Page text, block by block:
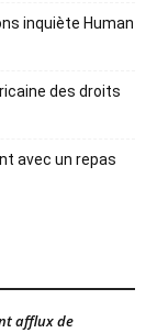
inquiète Human
des droits
avec un repas
afflux de